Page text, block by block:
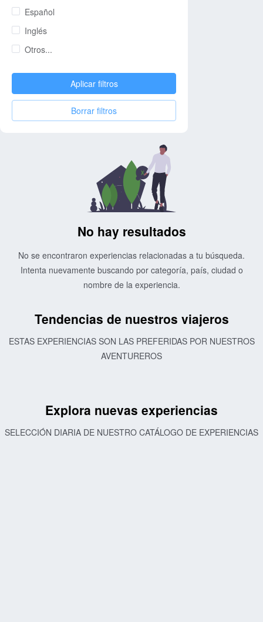
Español
Inglés
Otros...
Aplicar filtros
Borrar filtros
No hay resultados
No se encontraron experiencias relacionadas a tu búsqueda.
Intenta nuevamente buscando por categoría, país, ciudad o
nombre de la experiencia.
Tendencias de nuestros viajeros
ESTAS EXPERIENCIAS SON LAS PREFERIDAS POR NUESTROS
AVENTUREROS
Explora nuevas experiencias
SELECCIÓN DIARIA DE NUESTRO CATÁLOGO DE EXPERIENCIAS